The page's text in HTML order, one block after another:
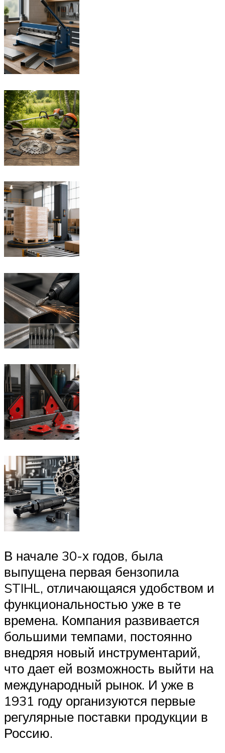
В начале 30-х годов, была
выпущена первая бензопила
STIHL, отличающаяся удобством и
функциональностью уже в те
времена. Компания развивается
большими темпами, постоянно
внедряя новый инструментарий,
что дает ей возможность выйти на
международный рынок. И уже в
1931 году организуются первые
регулярные поставки продукции в
Россию.